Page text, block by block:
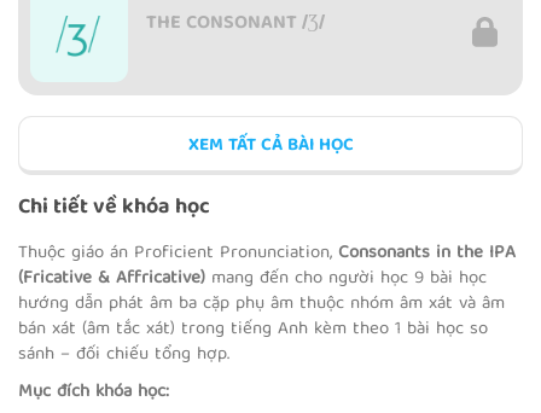
THE CONSONANT /Ʒ/
MINIMAL PAIRS /S/ - /Ʃ/ - /Ʒ/
THE CONSONANT /TƩ/
XEM TẤT CẢ BÀI HỌC
Chi tiết về khóa học
Thuộc giáo án Proficient Pronunciation, Consonants in the IPA
(Fricative & Affricative) mang đến cho người học 9 bài học
hướng dẫn phát âm ba cặp phụ âm thuộc nhóm âm xát và âm
bán xát (âm tắc xát) trong tiếng Anh kèm theo 1 bài học so
sánh – đối chiếu tổng hợp.
Mục đích khóa học: